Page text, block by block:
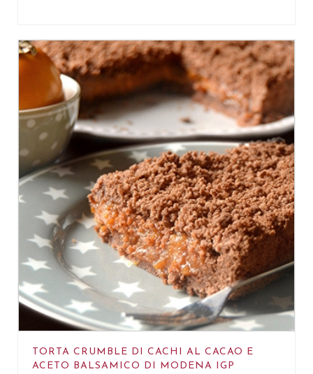
TORTA CRUMBLE DI CACHI AL CACAO E
ACETO BALSAMICO DI MODENA IGP